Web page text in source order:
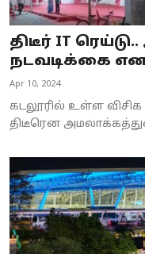
திடீர் IT
நடவடிக்கை
Apr 10, 2024
கடலூரில் உள்ள
திடீரென